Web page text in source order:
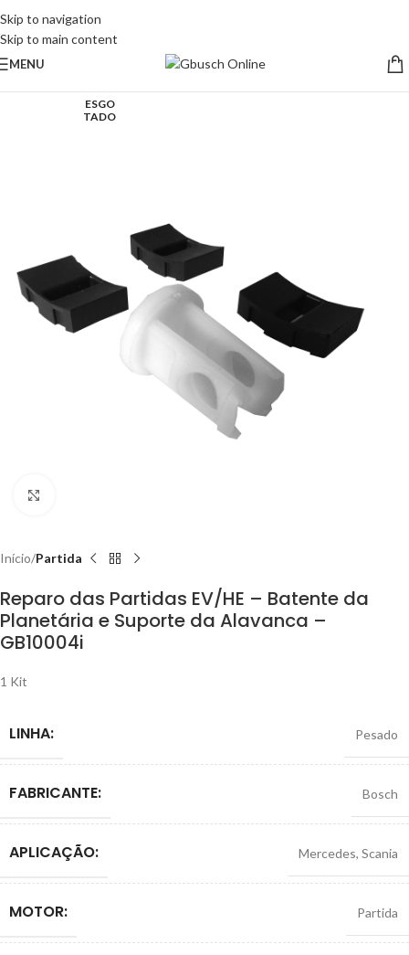
Skip to navigation
Skip to main content
MENU
ESGO
TADO
Início Partida
Reparo das Partidas EV/HE – Batente da
Planetária e Suporte da Alavanca –
GB10004i
1 Kit
LINHA: Pesado
FABRICANTE: Bosch
APLICAÇÃO: Mercedes, Scania
MOTOR: Partida